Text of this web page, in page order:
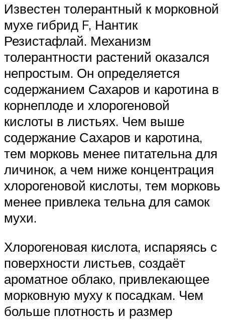
Известен толерантный к морковной
мухе гибрид F, Нантик
Резистафлай. Механизм
толерантности растений оказался
непростым. Он определяется
содержанием Сахаров и каротина в
корнеплоде и хлорогеновой
кислоты в листьях. Чем выше
содержание Сахаров и каротина,
тем морковь менее питательна для
личинок, а чем ниже концентрация
хлорогеновой кислоты, тем морковь
менее привлека тельна для самок
мухи.
Хлорогеновая кислота, испаряясь с
поверхности листьев, создаёт
ароматное облако, привлекающее
морковную муху к посадкам. Чем
больше плотность и размер